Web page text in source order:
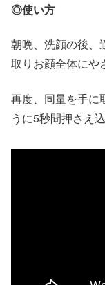
◎使い方
朝晩、洗顔の後、
取りお顔全体にや
再度、同量を手に
うに5秒間押さえ